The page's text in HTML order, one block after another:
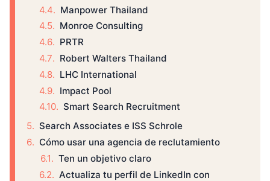
Manpower Thailand
Monroe Consulting
PRTR
Robert Walters Thailand
LHC International
Impact Pool
Smart Search Recruitment
Search Associates e ISS Schrole
Cómo usar una agencia de reclutamiento
Ten un objetivo claro
Actualiza tu perfil de LinkedIn con